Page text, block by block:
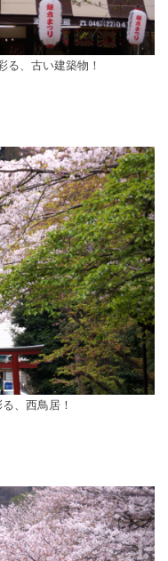
る、古い建築物！
、西鳥居！